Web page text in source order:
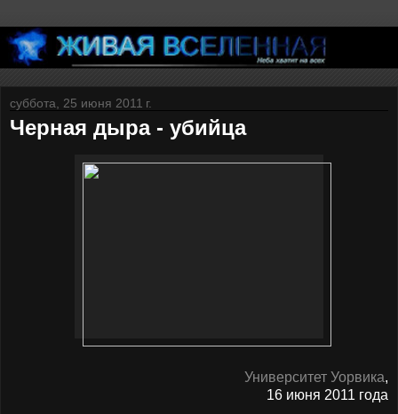
суббота, 25 июня 2011 г.
Черная дыра - убийца
Университет Уорвика,
16 июня 2011 года